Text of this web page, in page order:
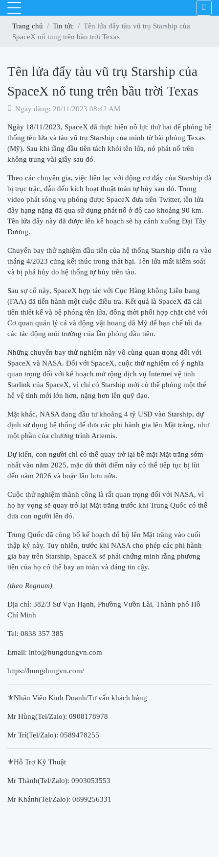
Trang chủ Tin tức
Tên lửa đẩy tàu vũ trụ Starship của
SpaceX nổ tung trên bầu trời Texas
Tên lửa đẩy tàu vũ trụ Starship của
SpaceX nổ tung trên bầu trời Texas
Ngày đăng: 20/11/2023 08:42 AM
Ngày 18/11/2023, SpaceX đã thực hiện nỗ lực thứ hai để phóng hệ
thống tên lửa và tàu vũ trụ Starship của mình từ bãi phóng Texas
(Mỹ). Sau khi tầng đầu tiên tách khỏi tên lửa, nó phát nổ trên
không trung vài giây sau đó.
Theo các chuyên gia, việc liên lạc với động cơ đẩy của Starship đã
bị trục trặc, dẫn đến kích hoạt thuật toán tự hủy sau đó. Trong
video phát sóng vụ phóng được SpaceX đưa trên Twitter, tên lửa
đẩy hạng nặng đã qua sử dụng phát nổ ở độ cao khoảng 90 km.
Tên lửa đẩy này đã được lên kế hoạch sẽ hạ cánh xuống Đại Tây
Dương.​
Chuyến bay thử nghiệm đầu tiên của hệ thống Starship diễn ra vào
tháng 4/2023 cũng kết thúc trong thất bại. Tên lửa mất kiểm soát
và bị phá hủy do hệ thống tự hủy trên tàu.
Sau sự cố này, SpaceX hợp tác với Cục Hàng không Liên bang
(FAA) đã tiến hành một cuộc điều tra. Kết quả là SpaceX đã cải
tiến thiết kế và bệ phóng tên lửa, đồng thời phối hợp chặt chẽ với
Cơ quan quản lý cá và động vật hoang dã Mỹ để hạn chế tối đa
các tác động môi trường của lần phóng đầu tiên.
Những chuyến bay thử nghiệm này vô cùng quan trọng đối với
SpaceX và NASA. Đối với SpaceX, cuộc thử nghiệm có ý nghĩa
quan trọng đối với kế hoạch mở rộng dịch vụ Internet vệ tinh
Starlink của SpaceX, vì chỉ có Starship mới có thể phóng một thế
hệ vệ tinh mới lớn hơn, nặng hơn lên quỹ đạo.
Mặt khác, NASA đang đầu tư khoảng 4 tỷ USD vào Starship, dự
định sử dụng hệ thống để đưa các phi hành gia lên Mặt trăng, như
một phần của chương trình Artemis.
Dự kiến, ​​con người chỉ có thể quay trở lại bề mặt Mặt trăng sớm
nhất vào năm 2025, mặc dù thời điểm này có thể tiếp tục bị lùi
đến năm 2026 và hoặc lâu hơn nữa.
Cuộc thử nghiệm thành công là rất quan trọng đối với NASA, vì
họ hy vọng sẽ quay trở lại Mặt trăng trước khi Trung Quốc có thể
đưa con người lên đó.
Trung Quốc đã công bố kế hoạch đổ bộ lên Mặt trăng vào cuối
thập kỷ này. Tuy nhiên, trước khi NASA cho phép các phi hành
gia bay trên Starship, SpaceX sẽ phải chứng minh rằng phương
tiện của họ có thể bay an toàn và đáng tin cậy.
(theo Regnum)
Địa chỉ: 382/3 Sư Vạn Hạnh, Phường Vườn Lài, Thành phố Hồ
Chí Minh
Tel: 0838 357 385
Email: info@hungdungvn.com
https://hungdungvn.com/
⚜Nhân Viên Kinh Doanh/Tư vấn khách hàng
Mr Hùng(Tel/Zalo): 0908178978
Mr Trí(Tel/Zalo): 0589478255
⚜Hỗ Trợ Kỹ Thuật
Mr Thành(Tel/Zalo): 0903053553
Mr Khánh(Tel/Zalo): 0899256331